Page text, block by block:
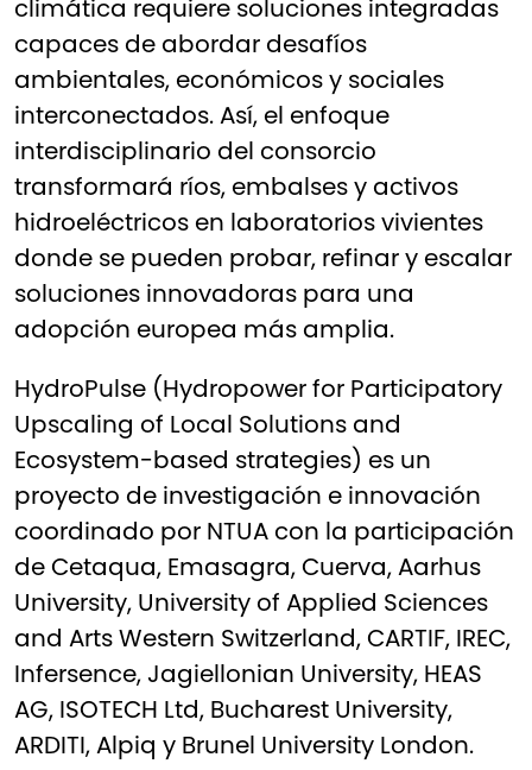
climática requiere soluciones integradas
capaces de abordar desafíos
ambientales, económicos y sociales
interconectados. Así, el enfoque
interdisciplinario del consorcio
transformará ríos, embalses y activos
hidroeléctricos en laboratorios vivientes
donde se pueden probar, refinar y escalar
soluciones innovadoras para una
adopción europea más amplia.
HydroPulse (Hydropower for Participatory
Upscaling of Local Solutions and
Ecosystem-based strategies) es un
proyecto de investigación e innovación
coordinado por NTUA con la participación
de Cetaqua, Emasagra, Cuerva, Aarhus
University, University of Applied Sciences
and Arts Western Switzerland, CARTIF, IREC,
Infersence, Jagiellonian University, HEAS
AG, ISOTECH Ltd, Bucharest University,
ARDITI, Alpiq y Brunel University London.